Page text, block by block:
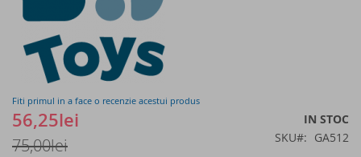
Fiti primul in a face o recenzie acestui produs
56,25lei
75,00lei
IN STOC
SKU
GA512